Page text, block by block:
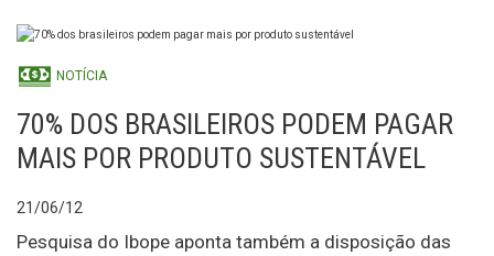
NOTÍCIA
70% DOS BRASILEIROS PODEM PAGAR
MAIS POR PRODUTO SUSTENTÁVEL
21/06/12
Pesquisa do Ibope aponta também a disposição das